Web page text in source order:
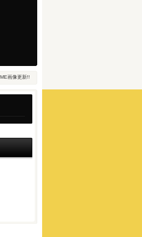
画像更新!!